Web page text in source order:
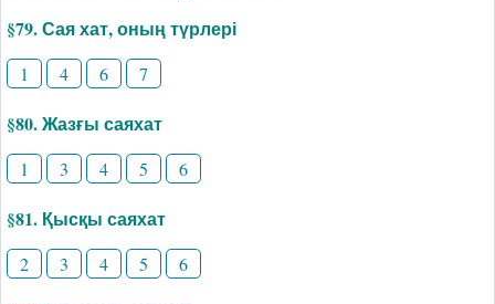
§79. Сая хат, оның түрлері
1 4 6 7
§80. Жазғы саяхат
1 3 4 5 6
§81. Қысқы саяхат
2 3 4 5 6